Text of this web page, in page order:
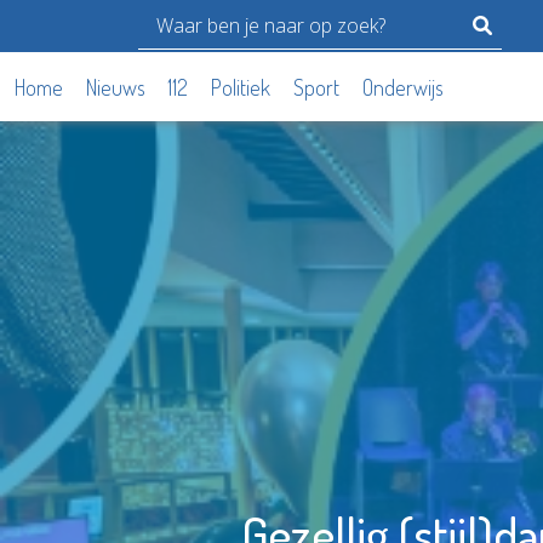
Home Nieuws 112 Politiek Sport Onderwijs